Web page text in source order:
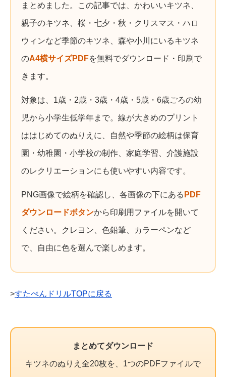
まとめました。この記事では、かわいいキツネ、
親子のキツネ、桜・七夕・秋・クリスマス・ハロ
ウィンなど季節のキツネ、森や小川にいるキツネ
のA4横サイズPDFを無料でダウンロード・印刷で
きます。
対象は、1歳・2歳・3歳・4歳・5歳・6歳ごろの幼
児から小学生低学年まで。線が大きめのプリント
ははじめてのぬりえに、自然や季節の絵柄は保育
園・幼稚園・小学校の制作、家庭学習、介護施設
のレクリエーションにも使いやすい内容です。
PNG画像で絵柄を確認し、各画像の下にある PDF
ダウンロードボタンから印刷用ファイルを開いて
ください。クレヨン、色鉛筆、カラーペンなど
で、自由に色を選んで楽しめます。
>すたぺんドリルTOPに戻る
まとめてダウンロード
キツネのぬりえ全20枚を、1つのPDFファイルで